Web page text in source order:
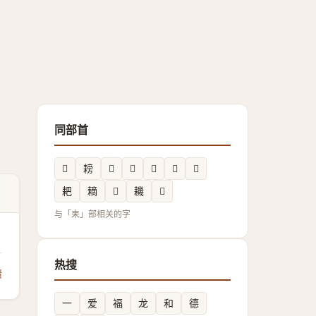
同部首
𦔞 耪 𱻶 𦓹 𦔓 𮋩
𦔎
耙
䎮 𦓤 耭 𱻵
与「耒」部相关的字
热搜
一 爱 福 龙 和 德